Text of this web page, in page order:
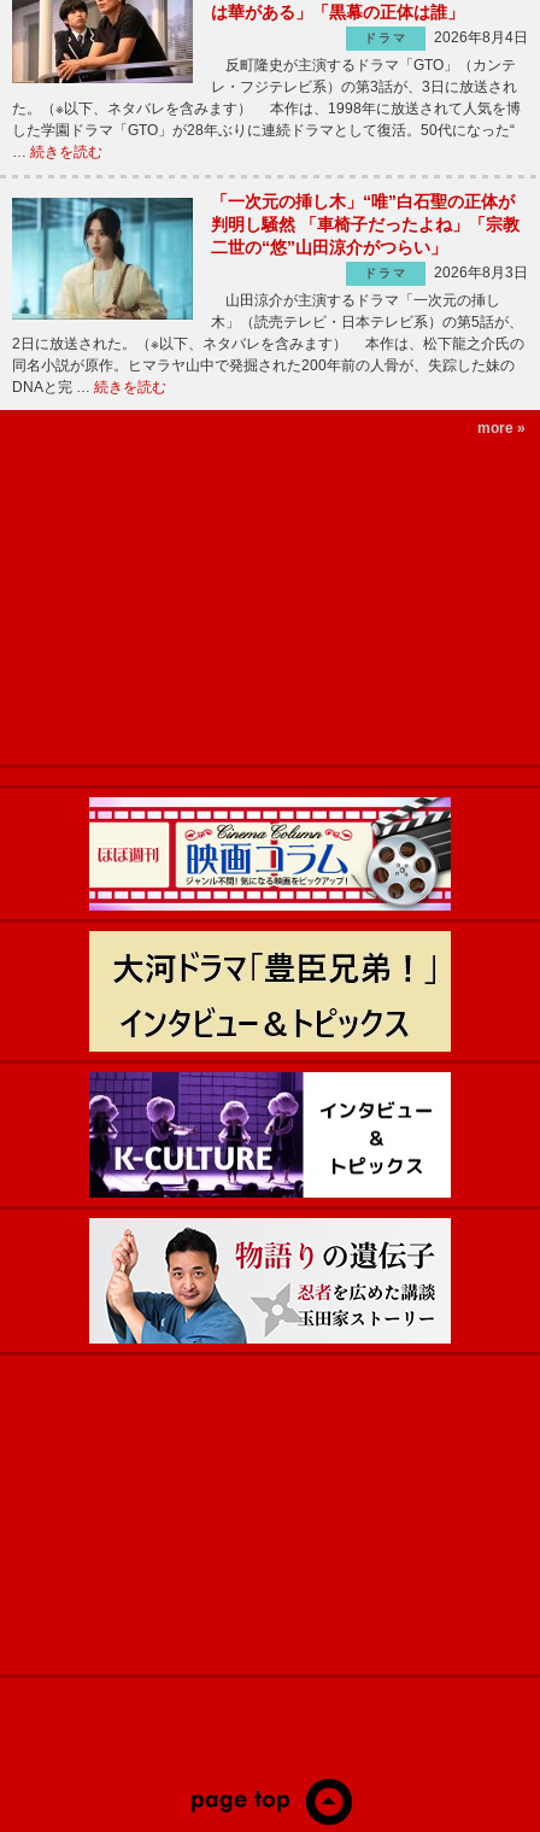
は華がある」「黒幕の正体は誰」
ドラマ
2026年8月4日
反町隆史が主演するドラマ「GTO」（カンテ
レ・フジテレビ系）の第3話が、3日に放送され
た。（※以下、ネタバレを含みます） 本作は、1998年に放送されて人気を博
した学園ドラマ「GTO」が28年ぶりに連続ドラマとして復活。50代になった“
続きを読む
「一次元の挿し木」“唯”白石聖の正体が
判明し騒然 「車椅子だったよね」「宗教
二世の“悠”山田涼介がつらい」
ドラマ
2026年8月3日
山田涼介が主演するドラマ「一次元の挿し
木」（読売テレビ・日本テレビ系）の第5話が、
2日に放送された。（※以下、ネタバレを含みます） 本作は、松下龍之介氏の
同名小説が原作。ヒマラヤ山中で発掘された200年前の人骨が、失踪した妹の
DNAと完 … 続きを読む
more »